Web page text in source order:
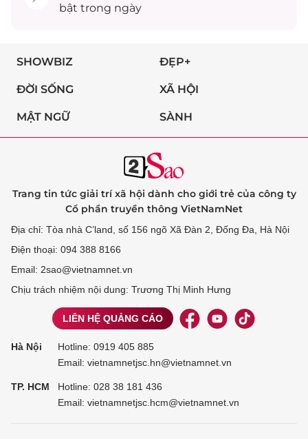
bật trong ngày
SHOWBIZ ĐẸP+
ĐỜI SỐNG XÃ HỘI
MẬT NGỮ SÀNH
Trang tin tức giải trí xã hội dành cho giới trẻ của công ty
Cổ phần truyền thông VietNamNet
Địa chỉ: Tòa nhà C’land, số 156 ngõ Xã Đàn 2, Đống Đa, Hà Nội
Điện thoại: 094 388 8166
Email: 2sao@vietnamnet.vn
Chịu trách nhiệm nội dung: Trương Thị Minh Hưng
LIÊN HỆ QUẢNG CÁO
Hà Nội Hotline: 0919 405 885
Email: vietnamnetjsc.hn@vietnamnet.vn
TP. HCM Hotline: 028 38 181 436
Email: vietnamnetjsc.hcm@vietnamnet.vn